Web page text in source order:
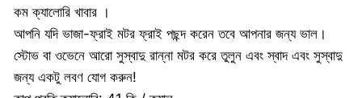
কম ক্যালোরি খাবার ।
আপনি যদি ভাজা-ফ্রাই মটর ফ্রাই পছন্দ করেন তবে আপনার জন্য ভাল।
স্টোভ বা ওভেনে আরো সুস্বাদু রান্না মটর করে তুলুন এবং স্বাদ এবং সুস্বাদু
জন্য একটু লবণ যোগ করুন!